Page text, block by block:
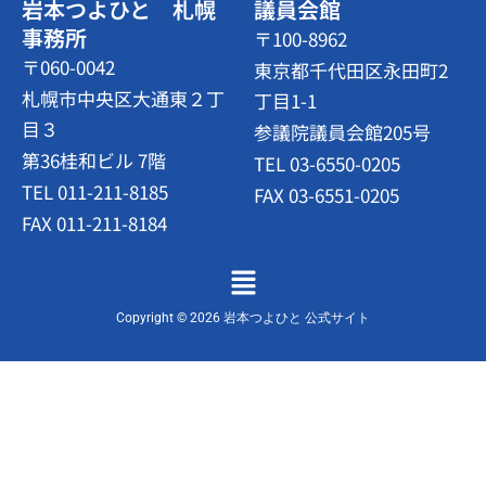
岩本つよひと 札幌
事務所
〒060-0042
札幌市中央区大通東２丁
目３
第36桂和ビル 7階
TEL 011-211-8185
FAX 011-211-8184
議員会館
〒100-8962
東京都千代田区永田町2
丁目1-1
参議院議員会館205号
TEL 03-6550-0205
FAX 03-6551-0205
メ
ニ
ュ
Copyright © 2026 岩本つよひと 公式サイト